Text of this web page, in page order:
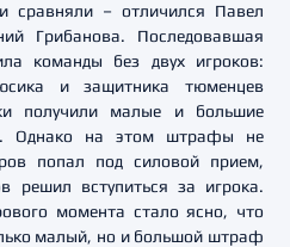
сравняли – отличился Павел
Грибанова. Последовавшая
команды без двух игроков:
и защитника тюменцев
получили малые и большие
Однако на этом штрафы не
попал под силовой прием,
решил вступиться за игрока.
момента стало ясно, что
малый, но и большой штраф